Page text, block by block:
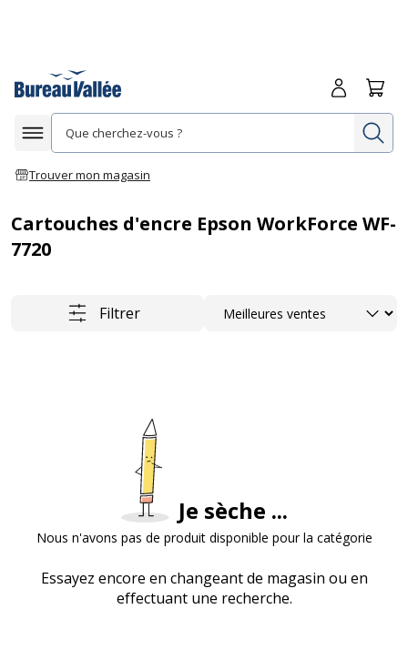
Afficher la navigation
Trouver mon magasin
Me
Cartouches d'encre Epson WorkForce WF-
7720
Filtrer Trier
Je sèche ...
Nous n'avons pas de produit disponible pour la catégorie
Essayez encore en changeant de magasin ou en
effectuant une recherche.